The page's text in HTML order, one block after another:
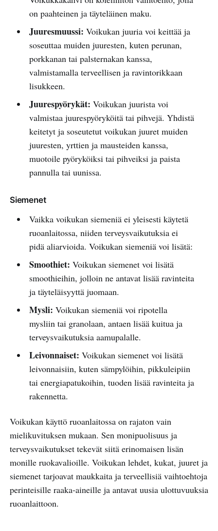
on paahteinen ja täyteläinen maku.
Juuresmuussi: Voikukan juuria voi keittää ja
soseuttaa muiden juuresten, kuten perunan,
porkkanan tai palsternakan kanssa,
valmistamalla terveellisen ja ravintorikkaan
lisukkeen.
Juurespyörykät: Voikukan juurista voi
valmistaa juurespyöryköitä tai pihvejä. Yhdistä
keitetyt ja soseutetut voikukan juuret muiden
juuresten, yrttien ja mausteiden kanssa,
muotoile pyöryköiksi tai pihveiksi ja paista
pannulla tai uunissa.
Siemenet
Vaikka voikukan siemeniä ei yleisesti käytetä
ruoanlaitossa, niiden terveysvaikutuksia ei
pidä aliarvioida. Voikukan siemeniä voi lisätä:
Smoothiet: Voikukan siemenet voi lisätä
smoothieihin, jolloin ne antavat lisää ravinteita
ja täyteläisyyttä juomaan.
Mysli: Voikukan siemeniä voi ripotella
mysliin tai granolaan, antaen lisää kuitua ja
terveysvaikutuksia aamupalalle.
Leivonnaiset: Voikukan siemenet voi lisätä
leivonnaisiin, kuten sämpylöihin, pikkuleipiin
tai energiapatukoihin, tuoden lisää ravinteita ja
rakennetta.
Voikukan käyttö ruoanlaitossa on rajaton vain
mielikuvituksen mukaan. Sen monipuolisuus ja
terveysvaikutukset tekevät siitä erinomaisen lisän
monille ruokavalioille. Voikukan lehdet, kukat, juuret ja
siemenet tarjoavat maukkaita ja terveellisiä vaihtoehtoja
perinteisille raaka-aineille ja antavat uusia ulottuvuuksia
ruoanlaittoon.